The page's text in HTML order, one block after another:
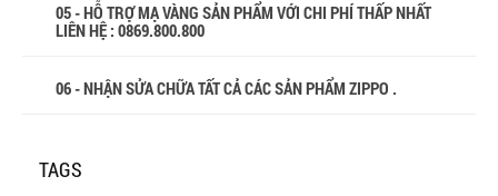
05 - HỖ TRỢ MẠ VÀNG SẢN PHẨM VỚI CHI PHÍ THẤP NHẤT
LIÊN HỆ : 0869.800.800
06 - NHẬN SỬA CHỮA TẤT CẢ CÁC SẢN PHẨM ZIPPO .
TAGS